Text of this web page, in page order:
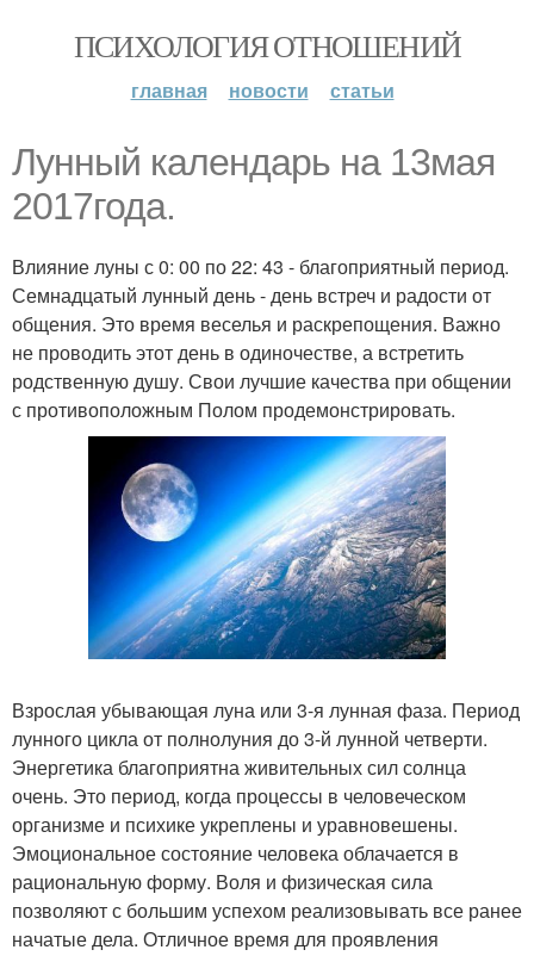
ПСИХОЛОГИЯ ОТНОШЕНИЙ
главная новости статьи
Лунный календарь на 13мая
2017года.
Влияние луны с 0: 00 по 22: 43 - благоприятный период.
Семнадцатый лунный день - день встреч и радости от
общения. Это время веселья и раскрепощения. Важно
не проводить этот день в одиночестве, а встретить
родственную душу. Свои лучшие качества при общении
с противоположным Полом продемонстрировать.
Взрослая убывающая луна или 3-я лунная фаза. Период
лунного цикла от полнолуния до 3-й лунной четверти.
Энергетика благоприятна живительных сил солнца
очень. Это период, когда процессы в человеческом
организме и психике укреплены и уравновешены.
Эмоциональное состояние человека облачается в
рациональную форму. Воля и физическая сила
позволяют с большим успехом реализовывать все ранее
начатые дела. Отличное время для проявления